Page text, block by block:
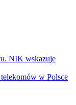
NIK wskazuje
w Polsce